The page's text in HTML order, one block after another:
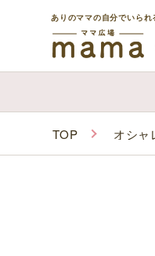
ありのママの自分でいら
TOP オシャ